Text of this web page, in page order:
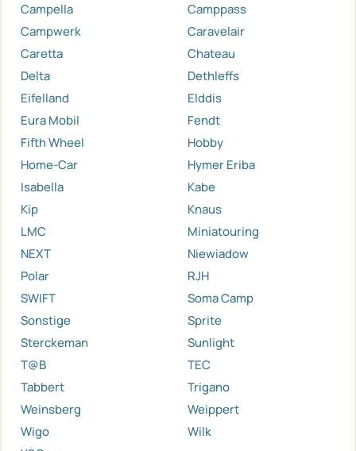
Campella
Camppass
Campwerk
Caravelair
Caretta
Chateau
Delta
Dethleffs
Eifelland
Elddis
Eura Mobil
Fendt
Fifth Wheel
Hobby
Home-Car
Hymer Eriba
Isabella
Kabe
Kip
Knaus
LMC
Miniatouring
NEXT
Niewiadow
Polar
RJH
SWIFT
Soma Camp
Sonstige
Sprite
Sterckeman
Sunlight
T@B
TEC
Tabbert
Trigano
Weinsberg
Weippert
Wigo
Wilk